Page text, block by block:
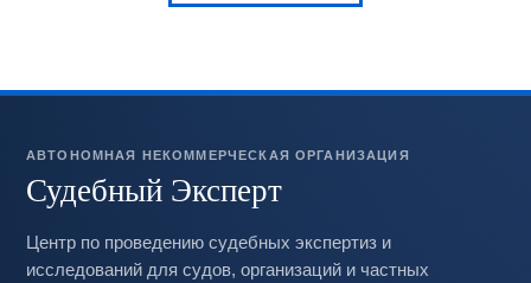
АВТОНОМНАЯ НЕКОММЕРЧЕСКАЯ ОРГАНИЗАЦИЯ
Судебный Эксперт
Центр по проведению судебных экспертиз и
исследований для судов, организаций и частных